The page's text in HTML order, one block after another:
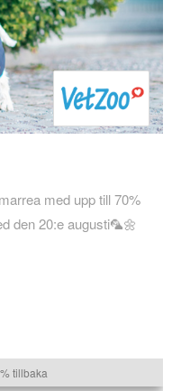
med upp till 70%
den 20:e augusti🦜🌼
tillbaka